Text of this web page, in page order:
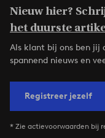
Nieuw hier?
het duurste
Als klant bij ons ben jij
spannend nieuws en
Registreer jezelf
* Zie actievoorwaarden bij